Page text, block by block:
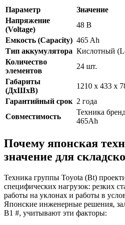
Параметр
Значение
Напряжение
(Voltage)
48 В
Емкость (Capacity) 465 Ah
Тип аккумулятора Кислотный
Количество
элементов
24 шт.
Габариты
(ДхШхВ)
1210 х 433 х
Гарантийный срок 2 года
Совместимость
Техника
465Ah
Почему японская
значение для
Техника группы Toyota (Bt)
специфических нагрузок: резких
работы на уклонах и работы в
Японские инженерные решения,
B1 #, учитывают эти факторы: